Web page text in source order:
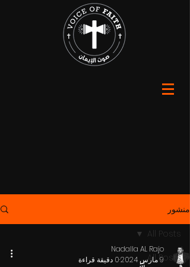
منشور
All Posts
All Posts
Nadalla AL Rajo
9 مارس 2024
0 دقيقة قراءة